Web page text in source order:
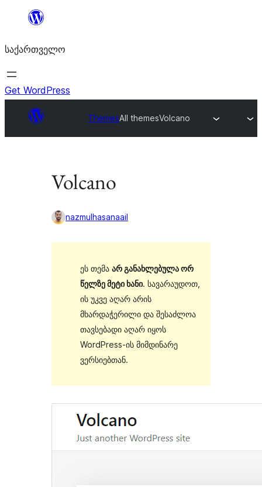
შიგთავსზე
საქართველო
Get WordPress
ThemesAll themesVolcano
Volcano
nazmulhasanaail
ეს თემა არ განახლებულა ორ
წელზე მეტი ხანი. სავარაუდოთ,
ის უკვე აღარ არის
მხარდაჭერილი და შესაძლოა
თავსებადი აღარ იყოს
WordPress-ის მიმდინარე
ვერსიებთან.